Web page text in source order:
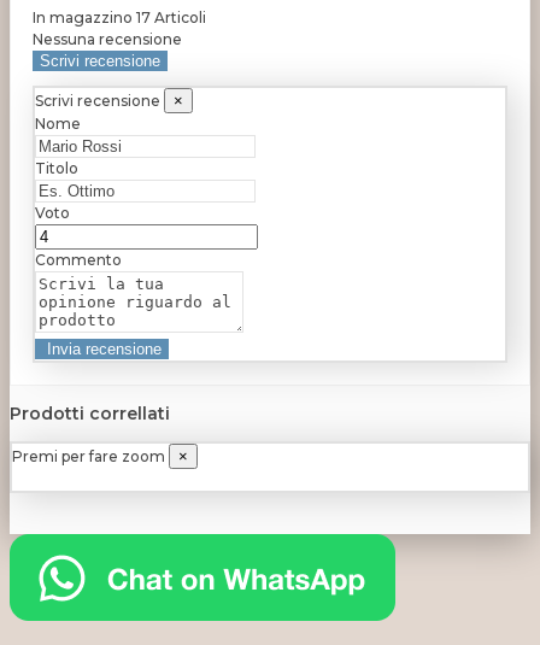
In magazzino 17 Articoli
Nessuna recensione
Scrivi recensione
Scrivi recensione
×
Nome
Titolo
Voto
Commento
Prodotti correllati
Premi per fare zoom ×